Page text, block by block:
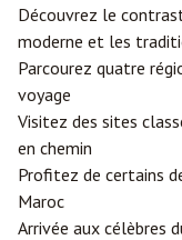
Découvrez le
moderne et les
Parcourez quatre
voyage
Visitez des sites
en chemin
Profitez de certains
Maroc
Arrivée aux célèbres